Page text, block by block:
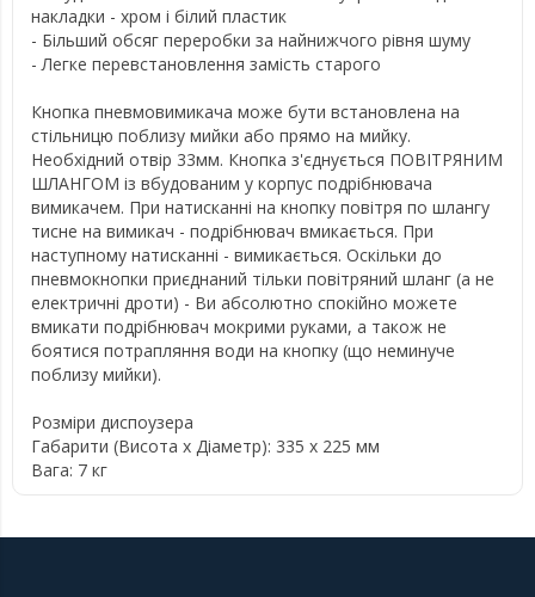
накладки - хром і білий пластик
- Більший обсяг переробки за найнижчого рівня шуму
- Легке перевстановлення замість старого
Кнопка пневмовимикача може бути встановлена на
стільницю поблизу мийки або прямо на мийку.
Необхідний отвір 33мм. Кнопка з'єднується ПОВІТРЯНИМ
ШЛАНГОМ із вбудованим у корпус подрібнювача
вимикачем. При натисканні на кнопку повітря по шлангу
тисне на вимикач - подрібнювач вмикається. При
наступному натисканні - вимикається. Оскільки до
пневмокнопки приєднаний тільки повітряний шланг (а не
електричні дроти) - Ви абсолютно спокійно можете
вмикати подрібнювач мокрими руками, а також не
боятися потрапляння води на кнопку (що неминуче
поблизу мийки).
Розміри диспоузера
Габарити (Висота х Діаметр): 335 х 225 мм
Вага: 7 кг